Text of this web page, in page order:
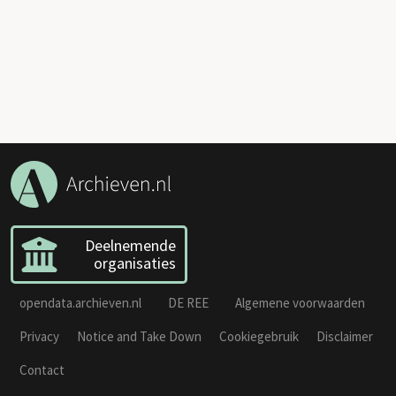
Deelnemende
organisaties
opendata.archieven.nl DE REE
Algemene voorwaarden
Privacy
Notice and Take Down Cookiegebruik
Disclaimer
Contact